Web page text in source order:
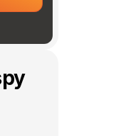
Il nostro Adspy